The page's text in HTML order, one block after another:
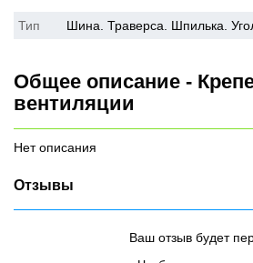
Тип Шина. Траверса. Шпилька.
Общее описание -
вентиляции
Нет описания
Отзывы
Ваш отзыв будет